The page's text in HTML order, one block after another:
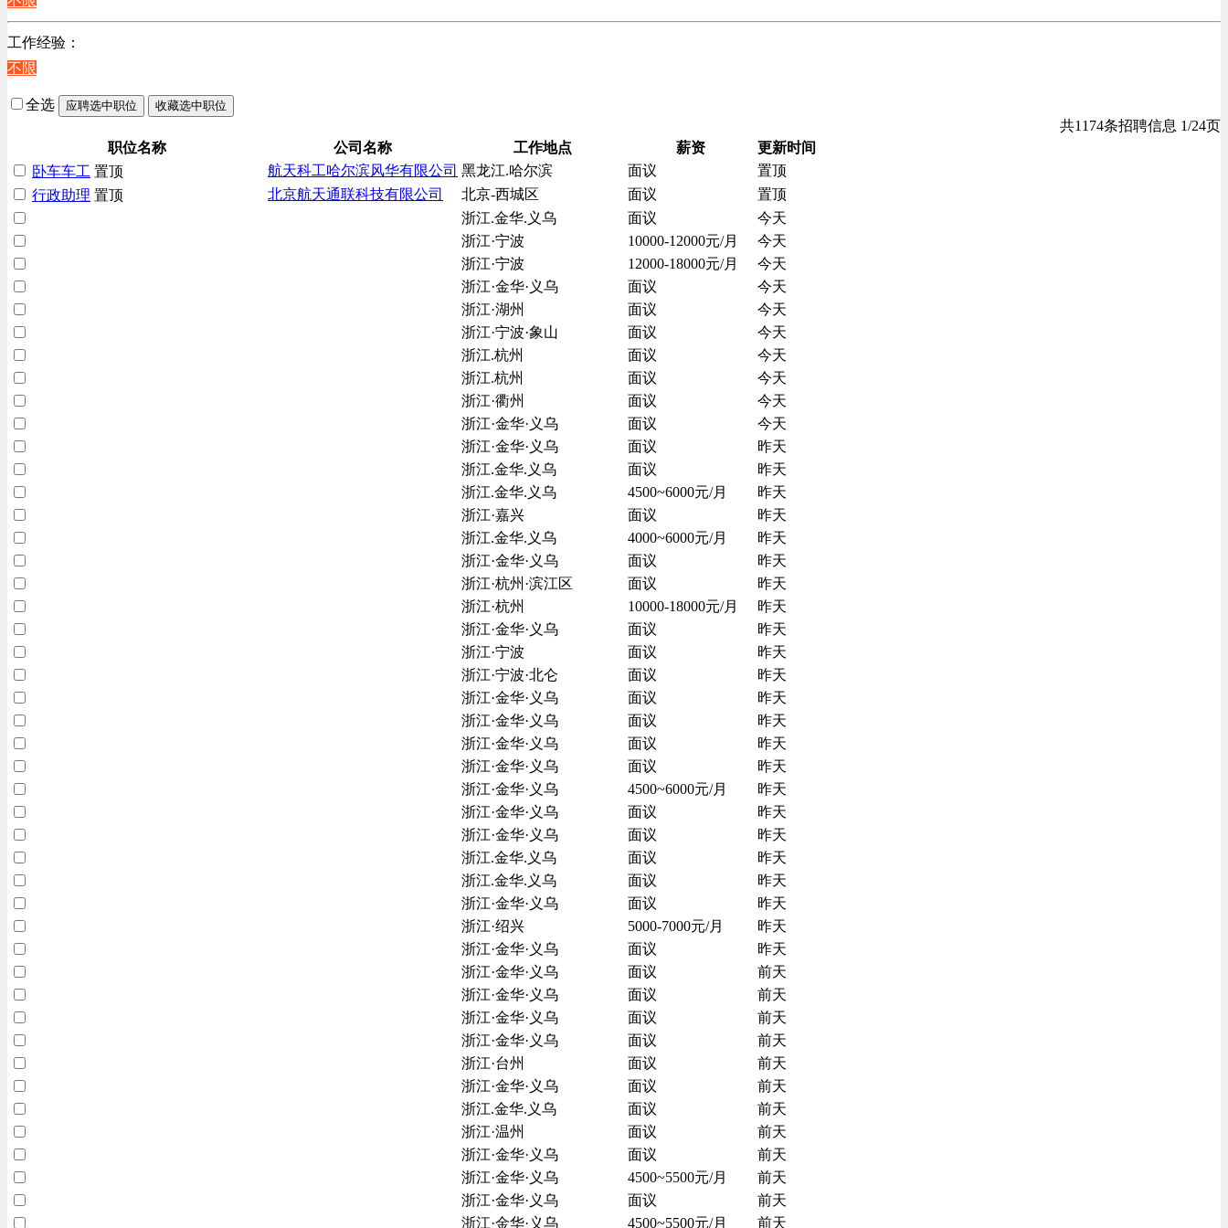
上海
工作经验：
不限
全选 应聘选中职位 收藏选中职位
共1174条招聘信息 1/24页
职位名称
公司名称 工作地点 薪资
更新时间
卧车车工 置顶 航天科工哈尔滨风华有限公司 黑龙江.哈尔滨 面议
置顶
行政助理 置顶 北京航天通联科技有限公司 北京-西城区 面议
置顶
浙江.金华.义乌
面议
今天
浙江·宁波
10000-12000元/月
今天
浙江·宁波
12000-18000元/月
今天
浙江·金华·义乌
面议
今天
浙江·湖州
面议
今天
浙江·宁波·象山
面议
今天
浙江.杭州
面议
今天
浙江.杭州
面议
今天
浙江·衢州
面议
今天
浙江·金华·义乌
面议
今天
浙江·金华·义乌
面议
昨天
浙江.金华.义乌
面议
昨天
浙江.金华.义乌
4500~6000元/月
昨天
浙江·嘉兴
面议
昨天
浙江.金华.义乌
4000~6000元/月
昨天
浙江·金华·义乌
面议
昨天
浙江·杭州·滨江区
面议
昨天
浙江·杭州
10000-18000元/月
昨天
浙江·金华·义乌
面议
昨天
浙江·宁波
面议
昨天
浙江·宁波·北仑
面议
昨天
浙江·金华·义乌
面议
昨天
浙江·金华·义乌
面议
昨天
浙江·金华·义乌
面议
昨天
浙江·金华·义乌
面议
昨天
浙江·金华·义乌
4500~6000元/月
昨天
浙江·金华·义乌
面议
昨天
浙江·金华·义乌
面议
昨天
浙江.金华.义乌
面议
昨天
浙江.金华.义乌
面议
昨天
浙江·金华·义乌
面议
昨天
浙江·绍兴
5000-7000元/月
昨天
浙江·金华·义乌
面议
昨天
浙江·金华·义乌
面议
前天
浙江·金华·义乌
面议
前天
浙江·金华·义乌
面议
前天
浙江·金华·义乌
面议
前天
浙江·台州
面议
前天
浙江·金华·义乌
面议
前天
浙江.金华.义乌
面议
前天
浙江·温州
面议
前天
浙江·金华·义乌
面议
前天
浙江·金华·义乌
4500~5500元/月
前天
浙江·金华·义乌
面议
前天
浙江·金华·义乌
4500~5500元/月 前天